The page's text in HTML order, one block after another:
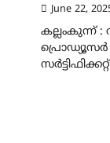
June 22,
കല്ലംകുന്ന്